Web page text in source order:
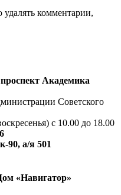
удалять комментарии,
Академика
Советского
с 10.00 до 18.00
90, а/я 501
«Навигатор»